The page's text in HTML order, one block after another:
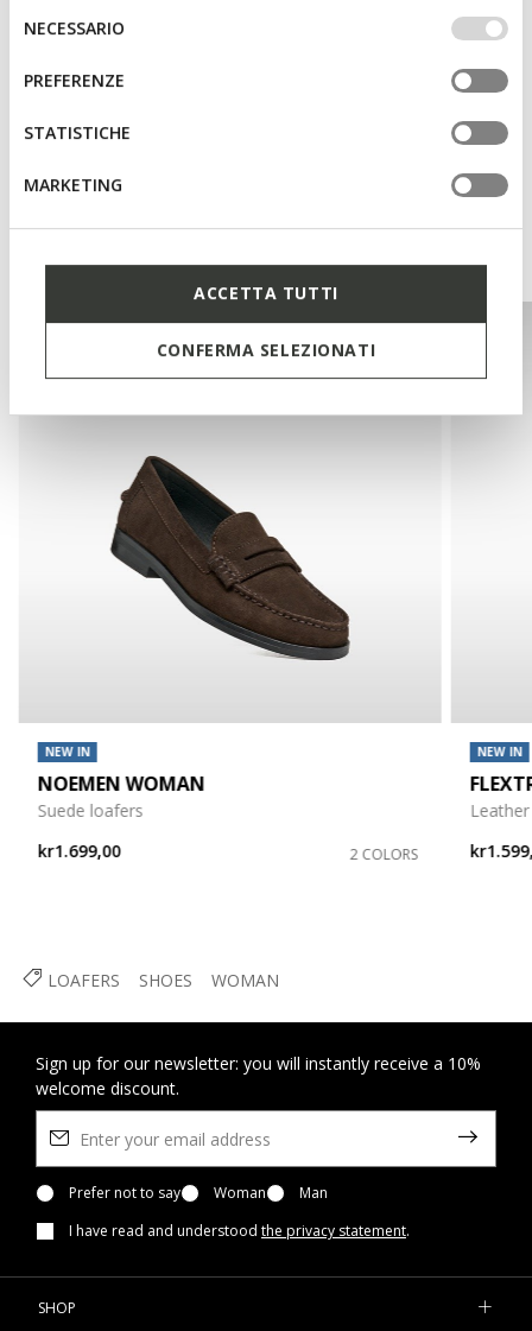
IMPOSTAZIONI potrai anche scegliere quali cookies ed
altri strumenti di tracciamento autorizzare. Per maggiori
informazioni o per modificare in qualsiasi momento le
tue impostazioni, visita la nostra
del
consenso
NECESSARIO
PREFERENZE
STATISTICHE
MARKETING
ACCETTA TUTTI
CONFERMA SELEZIONATI
Technologies
LOAFERS SHOES WOMAN
NEW IN
NOEMEN WOMAN
Suede loafers
kr1.699,00
2 COLORS
NEW IN
Sign up for our newsletter: you will instantly receive a 10%
welcome discount.
Prefer not to say Woman
Man
I have read and understood the privacy statement.
SHOP